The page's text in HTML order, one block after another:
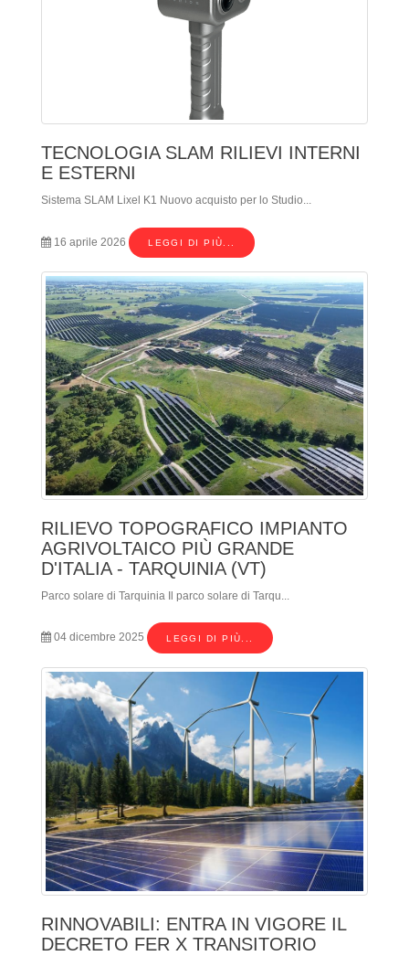
TECNOLOGIA SLAM RILIEVI INTERNI
E ESTERNI
Sistema SLAM Lixel K1 Nuovo acquisto per lo Studio...
16 aprile 2026 LEGGI DI PIÙ...
RILIEVO TOPOGRAFICO IMPIANTO
AGRIVOLTAICO PIÙ GRANDE
D'ITALIA - TARQUINIA (VT)
Parco solare di Tarquinia Il parco solare di Tarqu...
04 dicembre 2025 LEGGI DI PIÙ...
RINNOVABILI: ENTRA IN VIGORE IL
DECRETO FER X TRANSITORIO